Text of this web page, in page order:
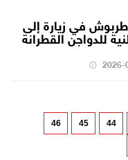
طربوش في زيارة إلى
للدواجن القطرانة
44
45
46